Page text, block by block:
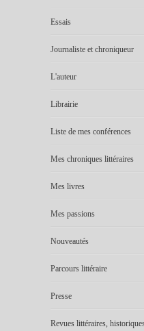
Essais
Journaliste et chroniqueur
L'auteur
Librairie
Liste de mes conférences
Mes chroniques littéraires
Mes livres
Mes passions
Nouveautés
Parcours littéraire
Presse
Revues littéraires,